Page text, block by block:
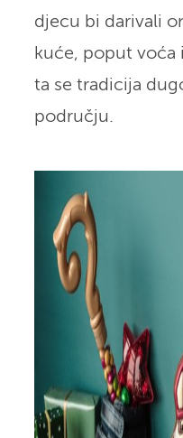
djecu bi darivali
kuće, poput voća
ta se tradicija
području.